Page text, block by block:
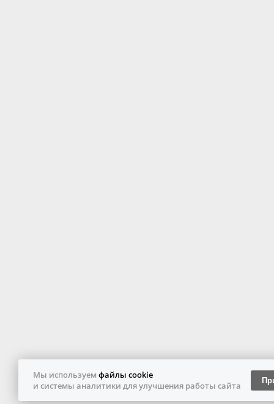
Мы используем файлы cookie
и системы аналитики для улучшения работы сайта